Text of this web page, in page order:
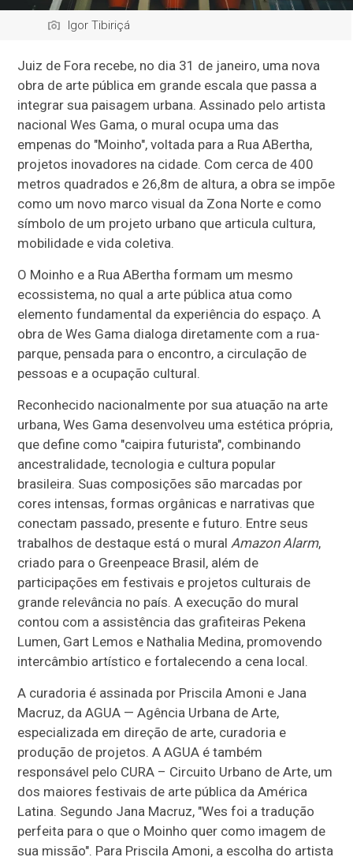
Igor Tibiriçá
Juiz de Fora recebe, no dia 31 de janeiro, uma nova
obra de arte pública em grande escala que passa a
integrar sua paisagem urbana. Assinado pelo artista
nacional Wes Gama, o mural ocupa uma das
empenas do "Moinho", voltada para a Rua ABertha,
projetos inovadores na cidade. Com cerca de 400
metros quadrados e 26,8m de altura, a obra se impõe
como um novo marco visual da Zona Norte e como
símbolo de um projeto urbano que articula cultura,
mobilidade e vida coletiva.
O Moinho e a Rua ABertha formam um mesmo
ecossistema, no qual a arte pública atua como
elemento fundamental da experiência do espaço. A
obra de Wes Gama dialoga diretamente com a rua-
parque, pensada para o encontro, a circulação de
pessoas e a ocupação cultural.
Reconhecido nacionalmente por sua atuação na arte
urbana, Wes Gama desenvolveu uma estética própria,
que define como "caipira futurista", combinando
ancestralidade, tecnologia e cultura popular
brasileira. Suas composições são marcadas por
cores intensas, formas orgânicas e narrativas que
conectam passado, presente e futuro. Entre seus
trabalhos de destaque está o mural Amazon Alarm,
criado para o Greenpeace Brasil, além de
participações em festivais e projetos culturais de
grande relevância no país. A execução do mural
contou com a assistência das grafiteiras Pekena
Lumen, Gart Lemos e Nathalia Medina, promovendo
intercâmbio artístico e fortalecendo a cena local.
A curadoria é assinada por Priscila Amoni e Jana
Macruz, da AGUA — Agência Urbana de Arte,
especializada em direção de arte, curadoria e
produção de projetos. A AGUA é também
responsável pelo CURA – Circuito Urbano de Arte, um
dos maiores festivais de arte pública da América
Latina. Segundo Jana Macruz, "Wes foi a tradução
perfeita para o que o Moinho quer como imagem de
sua missão". Para Priscila Amoni, a escolha do artista